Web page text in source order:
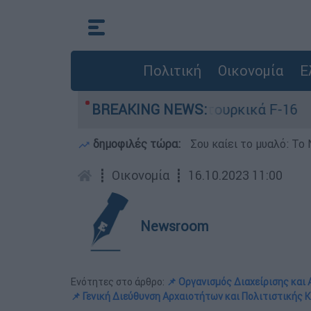
Πολιτική Οικονομία
BREAKING NEWS:
σε ελληνικά και τουρκικά F-16
δημοφιλές τώρα: Σου καίει το μυαλό:
┋ Οικονομία ┋ 16.10.2023 11:00
Newsroom
Ενότητες στο άρθρο: 📌 Οργανισμός Διαχείρισης
📌 Γενική Διεύθυνση Αρχαιοτήτων και Πολιτιστικής